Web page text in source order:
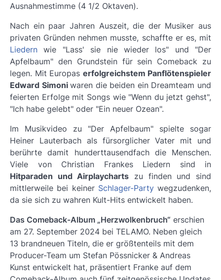
Ausnahmestimme (4 1/2 Oktaven).
Nach ein paar Jahren Auszeit, die der Musiker aus
privaten Gründen nehmen musste, schaffte er es, mit
Liedern wie "Lass' sie nie wieder los" und "Der
Apfelbaum" den Grundstein für sein Comeback zu
legen. Mit Europas erfolgreichstem Panflötenspieler
Edward Simoniwaren die beiden ein Dreamteam und
feierten Erfolge mit Songs wie"Wenn du jetzt gehst",
"Ich habe gelebt" oder "Ein neuer Ozean".
Im Musikvideo zu "Der Apfelbaum" spielte sogar
Heiner Lauterbach als fürsorglicher Vater mit und
berührte damit hunderttausendfach die Menschen.
Viele von Christian Frankes Liedern sind in
Hitparaden und Airplaycharts zu finden und sind
mittlerweile bei keiner Schlager-Partywegzudenken,
da sie sich zu wahren Kult-Hits entwickelt haben.
Das Comeback-Album „Herzwolkenbruch“ erschien
am 27. September 2024 bei TELAMO. Neben gleich
13 brandneuen Titeln, die er größtenteils mit dem
Producer-Team um Stefan Pössnicker & Andreas
Kunst entwickelt hat, präsentiert Franke auf dem